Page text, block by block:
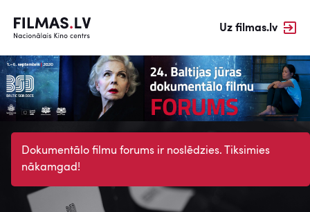
Uz filmas.lv
Dokumentālo filmu forums ir noslēdzies. Tiksimies
nākamgad!